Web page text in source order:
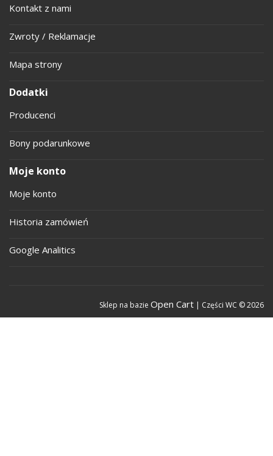
Kontakt z nami
Zwroty / Reklamacje
Mapa strony
Dodatki
Producenci
Bony podarunkowe
Moje konto
Moje konto
Historia zamówień
Google Analitics
Sklep na bazie Open Cart | Części WC © 2026